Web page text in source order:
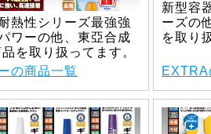
熱性シリーズ最強強
ワーの他、東亞合成
を取り扱ってます。
の商品一覧
新型容
ーズの
を取り